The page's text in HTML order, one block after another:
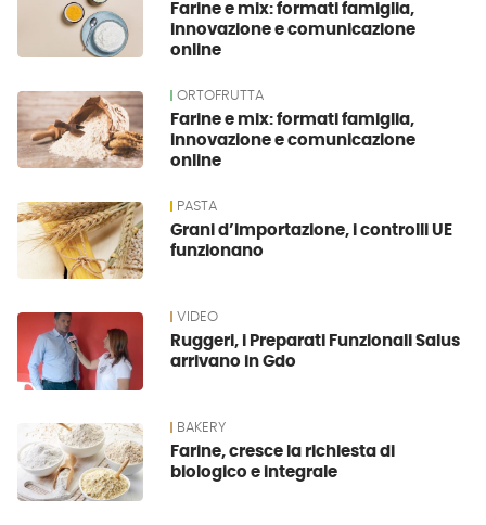
Farine e mix: formati famiglia,
innovazione e comunicazione
online
ORTOFRUTTA
Farine e mix: formati famiglia,
innovazione e comunicazione
online
PASTA
Grani d’importazione, i controlli UE
funzionano
VIDEO
Ruggeri, i Preparati Funzionali Salus
arrivano in Gdo
BAKERY
Farine, cresce la richiesta di
biologico e integrale